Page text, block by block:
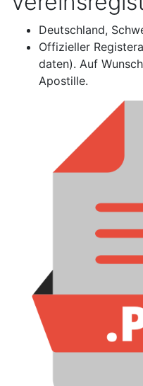
Deutschland,
Offizieller
daten). Auf
Apostille.